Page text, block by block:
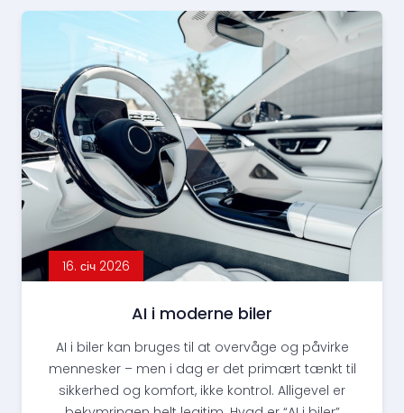
16. січ 2026
AI i moderne biler
AI i biler kan bruges til at overvåge og påvirke
mennesker – men i dag er det primært tænkt til
sikkerhed og komfort, ikke kontrol. Alligevel er